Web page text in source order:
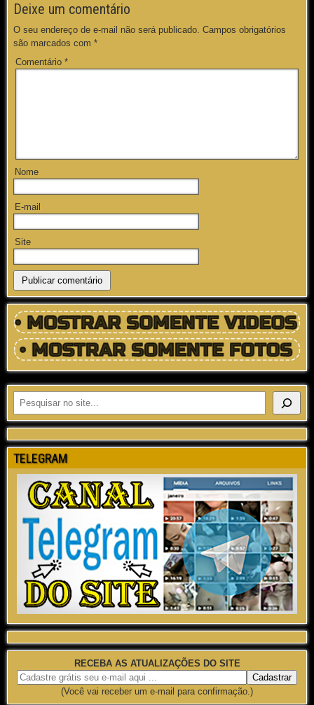
Deixe um comentário
O seu endereço de e-mail não será publicado. Campos obrigatórios
são marcados com *
Comentário *
Nome
E-mail
Site
TELEGRAM
RECEBA AS ATUALIZAÇÕES DO SITE
(Você vai receber um e-mail para confirmação.)